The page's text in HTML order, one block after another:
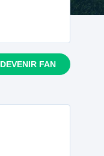
DEVENIR FAN